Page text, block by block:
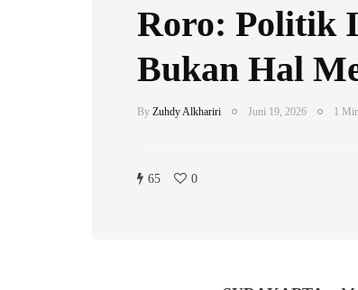
Roro: Politik
Bukan Hal
By Zuhdy Alkhariri Juni 19, 2026 1
65 0